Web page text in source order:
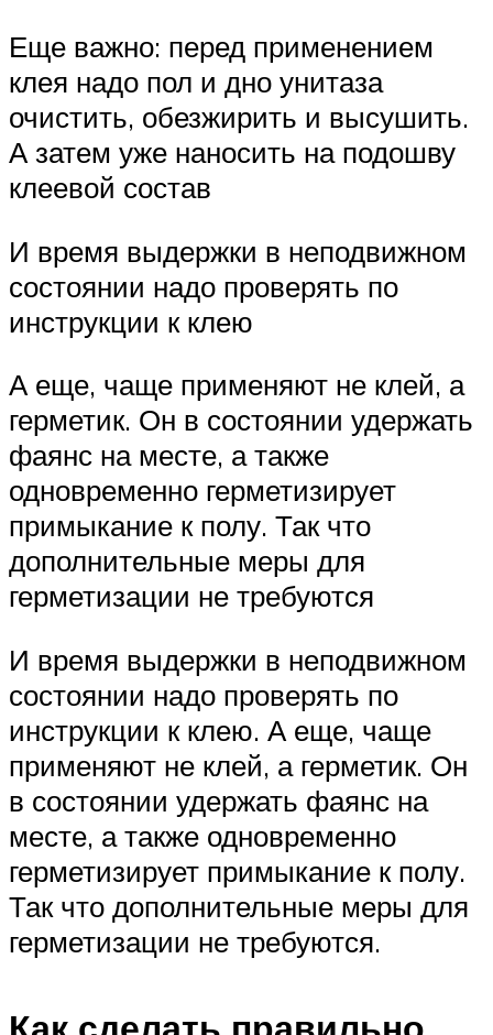
Еще важно: перед применением
клея надо пол и дно унитаза
очистить, обезжирить и высушить.
А затем уже наносить на подошву
клеевой состав
И время выдержки в неподвижном
состоянии надо проверять по
инструкции к клею
А еще, чаще применяют не клей, а
герметик. Он в состоянии удержать
фаянс на месте, а также
одновременно герметизирует
примыкание к полу. Так что
дополнительные меры для
герметизации не требуются
И время выдержки в неподвижном
состоянии надо проверять по
инструкции к клею. А еще, чаще
применяют не клей, а герметик. Он
в состоянии удержать фаянс на
месте, а также одновременно
герметизирует примыкание к полу.
Так что дополнительные меры для
герметизации не требуются.